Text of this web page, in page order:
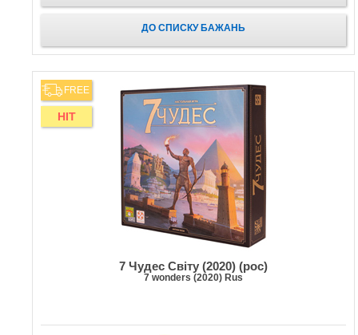
ДО СПИСКУ БАЖАНЬ
FREE
HIT
7 Чудес Світу (2020) (рос)
7 wonders (2020) Rus